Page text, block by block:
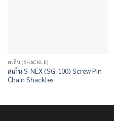
สเก็น (SHACKLE)
สเก็น S-NEX (SG-100) Screw Pin
Chain Shackles